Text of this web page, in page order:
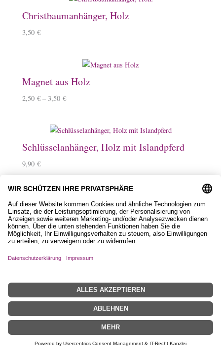
Christbaumanhänger, Holz
3,50 €
Magnet aus Holz
2,50 € – 3,50 €
Schlüsselanhänger, Holz mit Islandpferd
9,90 €
Filztasche, Love mit Islandpferd
15,50€–17,50€
15,50€–17,50€
Schieferanhänger mit Islandpferd